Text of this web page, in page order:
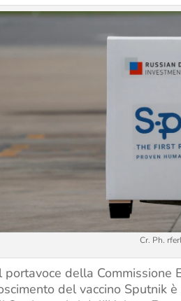
Cr. Ph.
della Commissione
del vaccino Sputnik